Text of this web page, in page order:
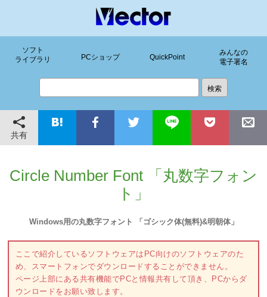
ソフト
ライブラリ
PCショップ QuickPoint
みんなの
電子署名
共有
Circle Number Font 「丸数字フォン
ト」
Windows用の丸数字フォント 「ゴシック体(無料)&明朝体」
ここで紹介しているソフトウェアはPC向けのソフトウェアのた
め、スマートフォンでダウンロードすることができません。
ページ上部にある共有機能でPCと情報共有して頂き、PCからダ
ウンロードをお願い致します。